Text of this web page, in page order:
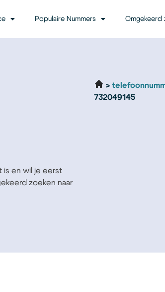
Populaire Nummers Omgekeerd
is en wil je eerst
zoeken naar
732049145